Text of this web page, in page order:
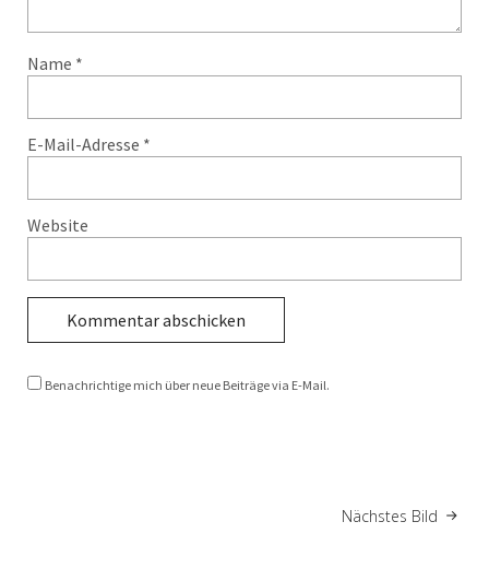
Name *
E-Mail-Adresse *
Website
Benachrichtige mich über neue Beiträge via E-Mail.
Nächstes Bild